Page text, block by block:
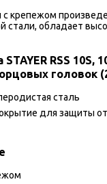
крепежом
стали, обладает
RSS 10S,
головок
сталь
для защиты